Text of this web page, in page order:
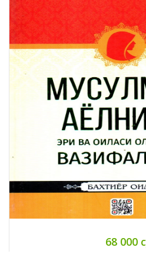
68 000